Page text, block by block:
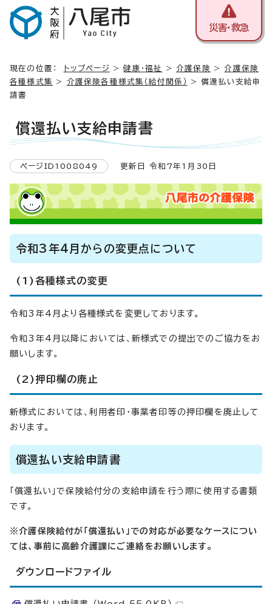
災害・救急
現在の位置： トップページ >健康・福祉 > 介護保険 > 介護保険
各種様式集
> 介護保険各種様式集（給付関係）
> 償還払い支給申
請書
償還払い支給申請書
ページID1008049 更新日 令和7年1月30日
令和3年4月からの変更点について
(1)各種様式の変更
令和3年4月より各種様式を変更しております。
令和3年4月以降においては、新様式での提出でのご協力をお
願いします。
(2)押印欄の廃止
新様式においては、利用者印・事業者印等の押印欄を廃止して
おります。
償還払い支給申請書
「償還払い」で保険給付分の支給申請を行う際に使用する書類
です。
※介護保険給付が「償還払い」での対応が必要なケースについ
ては、事前に高齢介護課にご連絡をお願いします。
ダウンロードファイル